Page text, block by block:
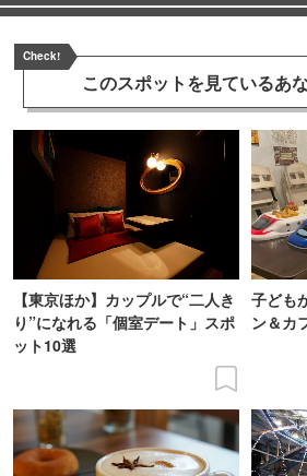
Check!
このスポットを見ているあ
【東京ほか】カップルで“二人き
り”になれる「個室デート」スポ
ット10選
子ども
ン＆カ